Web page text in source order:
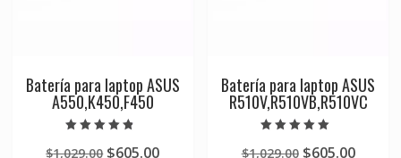
Batería para laptop ASUS
A550,K450,F450
4.50
$1,029.00 Original
$605.00Current
Batería para laptop ASUS
R510V,R510VB,R510VC
5.00
$1,029.00 Original
$605.00